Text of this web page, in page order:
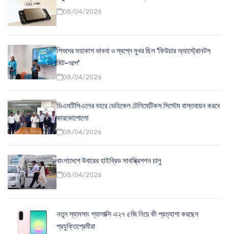
08/04/2026
শিশুদের মহাকাশ ভাবনা ও স্বপ্নে মুখর ছিল 'ফিউচার অ্যাস্ট্রোনটস
মিট-আপ'
08/04/2026
ডিএমটিসিএলের বহরে ভেহিকেল টেলিমেটিকস সিস্টেম বাস্তবায়ন করবে
কারকোপোলো
08/04/2026
বাংলাদেশে উবারের হাইব্রিড সাবস্ক্রিপশন চালু
08/04/2026
নতুন স্যামসাং গ্যালাক্সি এ২৭ ৫জি নিয়ে কী প্রত্যাশা করছেন
প্রযুক্তিপ্রেমীরা